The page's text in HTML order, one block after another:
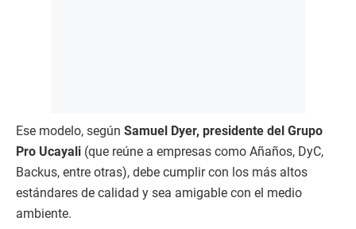
Ese modelo, según Samuel Dyer, presidente del Grupo
Pro Ucayali (que reúne a empresas como Añaños, DyC,
Backus, entre otras), debe cumplir con los más altos
estándares de calidad y sea amigable con el medio
ambiente.